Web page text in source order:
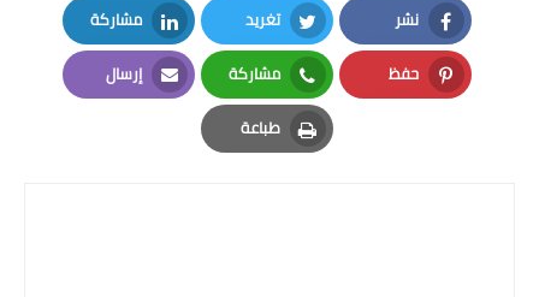
اقتصاد
المرأة والطفل
حكاية صورة
نشر
Facebook
تغريد
Twitter
مشاركة
LinkedIn
حفظ
Pinterest
مشاركة
Whatsapp
إرسال
Email
طباعة
Print